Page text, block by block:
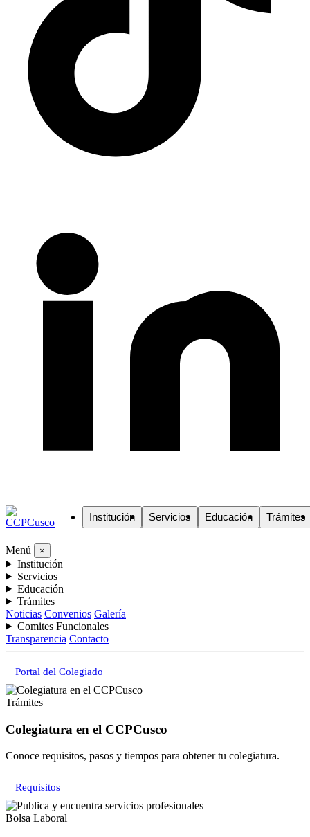
Institución Servicios Educación Trámites
Menú ×
Institución
Servicios
Educación
Trámites
Noticias Convenios Galería
Comites Funcionales
Transparencia Contacto
Portal del Colegiado
Trámites
Colegiatura en el CCPCusco
Conoce requisitos, pasos y tiempos para obtener tu colegiatura.
Requisitos
Bolsa Laboral